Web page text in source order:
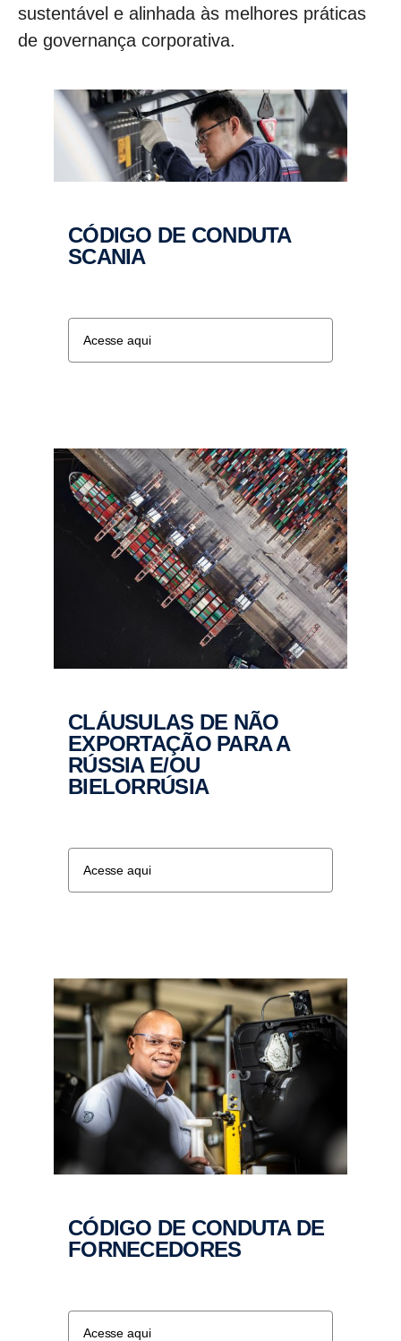
sustentável e alinhada às melhores práticas
de governança corporativa.
CÓDIGO DE CONDUTA
SCANIA
Acesse aqui
CLÁUSULAS DE NÃO
EXPORTAÇÃO PARA A
RÚSSIA E/OU
BIELORRÚSIA
Acesse aqui
CÓDIGO DE CONDUTA DE
FORNECEDORES
Acesse aqui